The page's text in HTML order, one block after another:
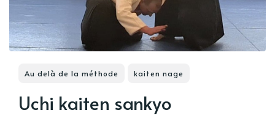
Au delà de la méthode kaiten nage
Uchi kaiten sankyo